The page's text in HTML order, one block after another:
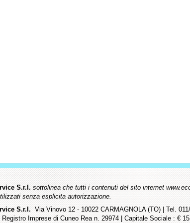
S.r.l. sottolinea che tutti i contenuti del sito internet
senza esplicita autorizzazione.
S.r.l. Via Vinovo 12 - 10022 CARMAGNOLA (TO) | Tel.
Registro Imprese di Cuneo Rea n. 29974 | Capitale Sociale : €